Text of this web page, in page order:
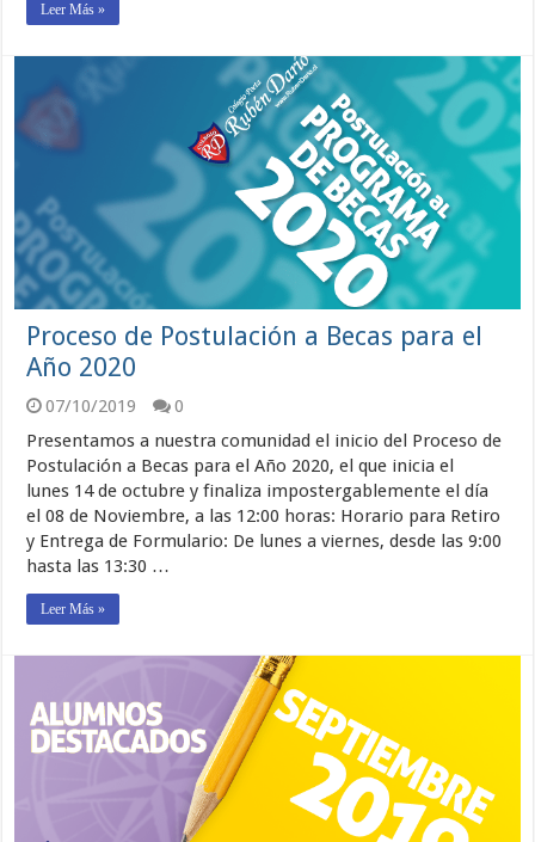
Leer Más »
Proceso de Postulación a Becas para el
Año 2020
07/10/2019
0
Presentamos a nuestra comunidad el inicio del Proceso de
Postulación a Becas para el Año 2020, el que inicia el
lunes 14 de octubre y finaliza impostergablemente el día
el 08 de Noviembre, a las 12:00 horas: Horario para Retiro
y Entrega de Formulario: De lunes a viernes, desde las 9:00
hasta las 13:30 …
Leer Más »